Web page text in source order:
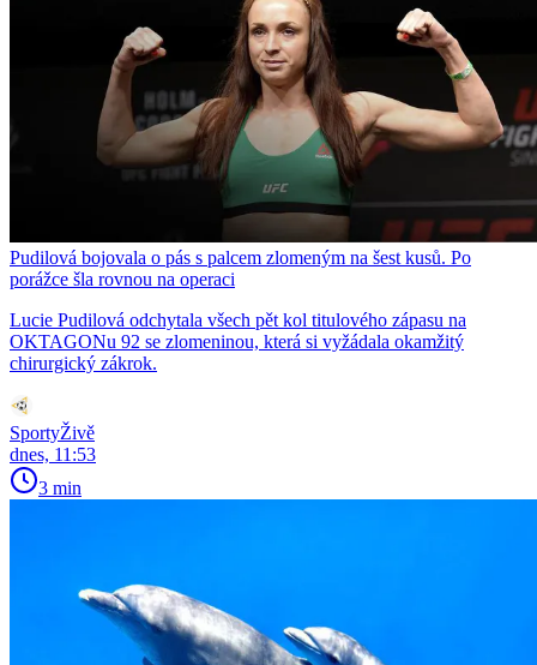
Pudilová bojovala o pás s palcem zlomeným na šest kusů. Po
porážce šla rovnou na operaci
Lucie Pudilová odchytala všech pět kol titulového zápasu na
OKTAGONu 92 se zlomeninou, která si vyžádala okamžitý
chirurgický zákrok.
SportyŽivě
dnes, 11:53
3 min